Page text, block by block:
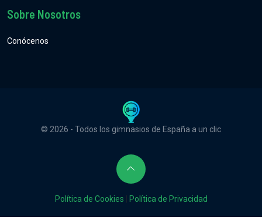
Sobre Nosotros
Conócenos
© 2026 - Todos los gimnasios de España a un clic
Política de Cookies Política de Privacidad